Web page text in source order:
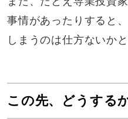
事情があったりすると
しまうのは仕方ないか
この先、どうする